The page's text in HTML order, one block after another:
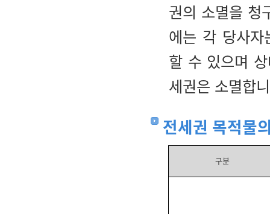
권의 소멸을 청
에는 각 당사자
할 수 있으며
세권은 소멸합
전세권 목적물
구분